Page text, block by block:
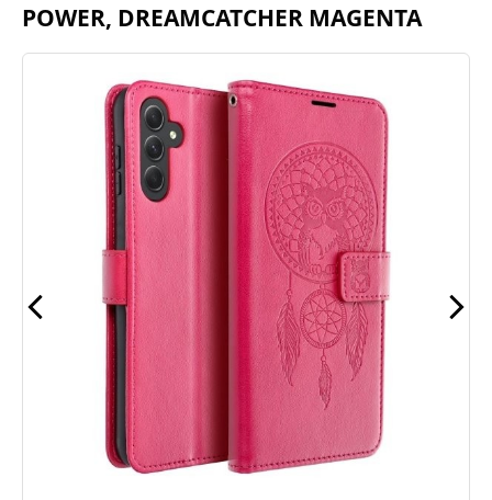
POWER, DREAMCATCHER MAGENTA